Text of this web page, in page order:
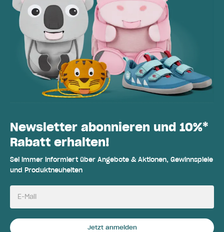
Newsletter abonnieren und 10%*
Rabatt erhalten!
Sei immer informiert über Angebote & Aktionen, Gewinnspiele
und Produktneuheiten
E-Mail
Jetzt anmelden